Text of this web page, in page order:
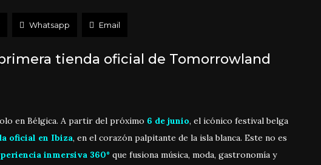
Whatsapp Email
tienda oficial de Tomorrowland
en Bélgica. A partir del próximo 6 de junio, el icónico festival belga
oficial en Ibiza, en el corazón palpitante de la isla blanca. Este no es
inmersiva 360º que fusiona música, moda, gastronomía y